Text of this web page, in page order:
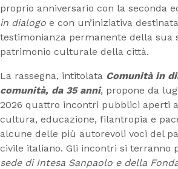
proprio anniversario con la seconda
in dialogo e con un’iniziativa
testimonianza permanente della sua
patrimonio culturale della città.
La rassegna, intitolata Comunità in
comunità, da 35 anni, propone da
2026 quattro incontri pubblici aperti
cultura, educazione, filantropia e
alcune delle più autorevoli voci del
civile italiano. Gli incontri si terranno
sede di Intesa Sanpaolo e della